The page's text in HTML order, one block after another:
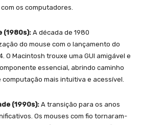
os computadores.
(1980s): A década de 1980
do mouse com o lançamento do
O Macintosh trouxe uma GUI amigável e
essencial, abrindo caminho
mais intuitiva e acessível.
(1990s): A transição para os anos
Os mouses com fio tornaram-